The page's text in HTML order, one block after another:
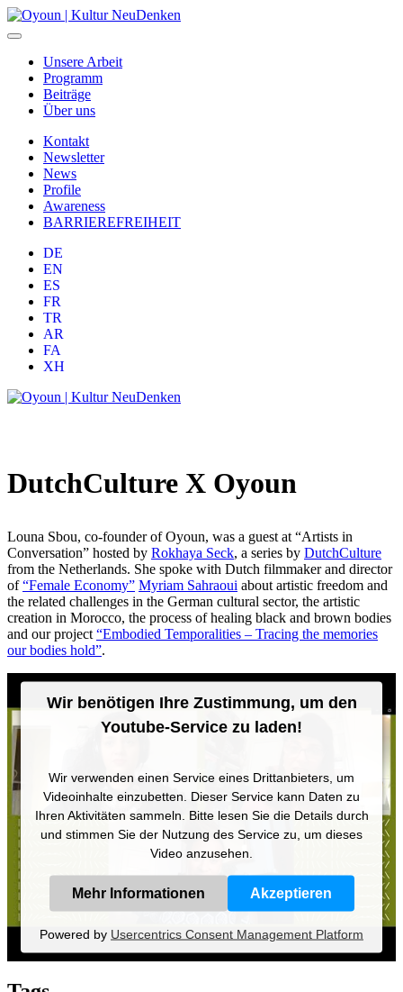
Unsere Arbeit
Programm
Beiträge
Über uns
Kontakt
Newsletter
News
Profile
Awareness
BARRIEREFREIHEIT
DE
EN
ES
FR
TR
AR
FA
XH
DutchCulture X Oyoun
Louna Sbou, co-founder of Oyoun, was a guest at “Artists in
Conversation” hosted by Rokhaya Seck, a series by DutchCulture
from the Netherlands. She spoke with Dutch filmmaker and director
of“Female Economy” Myriam Sahraoui about artistic freedom and
the related challenges in the German cultural sector, the artistic
creation in Morocco, the process of healing black and brown bodies
and our project “Embodied Temporalities – Tracing the memories
our bodies hold”.
Wir benötigen Ihre Zustimmung, um den
Youtube-Service zu laden!
Wir verwenden einen Service eines Drittanbieters, um
Videoinhalte einzubetten. Dieser Service kann Daten zu
Ihren Aktivitäten sammeln. Bitte lesen Sie die Details durch
und stimmen Sie der Nutzung des Service zu, um dieses
Video anzusehen.
Mehr Informationen Akzeptieren
Powered by Usercentrics Consent Management Platform